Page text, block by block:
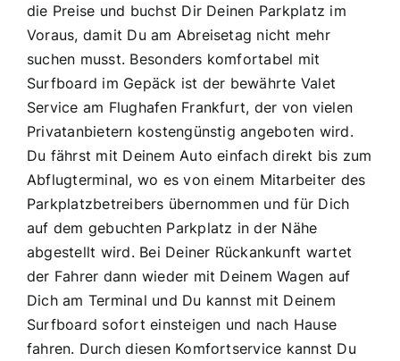
die Preise und buchst Dir Deinen Parkplatz im
Voraus, damit Du am Abreisetag nicht mehr
suchen musst. Besonders komfortabel mit
Surfboard im Gepäck ist der bewährte Valet
Service am Flughafen Frankfurt, der von vielen
Privatanbietern kostengünstig angeboten wird.
Du fährst mit Deinem Auto einfach direkt bis zum
Abflugterminal, wo es von einem Mitarbeiter des
Parkplatzbetreibers übernommen und für Dich
auf dem gebuchten Parkplatz in der Nähe
abgestellt wird. Bei Deiner Rückankunft wartet
der Fahrer dann wieder mit Deinem Wagen auf
Dich am Terminal und Du kannst mit Deinem
Surfboard sofort einsteigen und nach Hause
fahren. Durch diesen Komfortservice kannst Du